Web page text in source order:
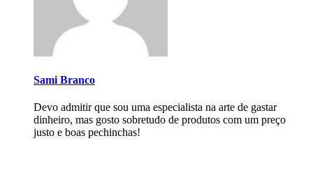
Sami Branco
Devo admitir que sou uma especialista na arte de gastar
dinheiro, mas gosto sobretudo de produtos com um preço
justo e boas pechinchas!